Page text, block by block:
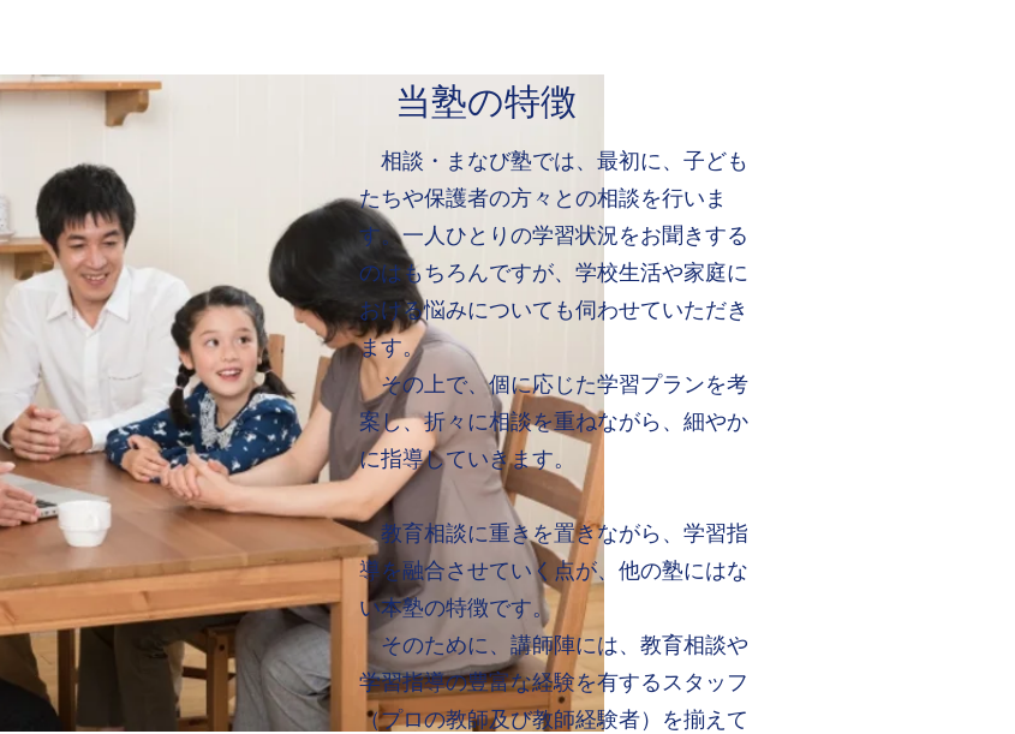
当塾の特徴
相談・まなび塾では、最初に、子ども
たちや保護者の方々との相談を行いま
す。一人ひとりの学習状況をお聞きする
のはもちろんですが、学校生活や家庭に
おける悩みについても伺わせていただき
ます。
その上で、個に応じた学習プランを考
案し、折々に相談を重ねながら、細やか
に指導していきます。
教育相談に重きを置きながら、学習指
導を融合させていく点が、他の塾にはな
い本塾の特徴です。
そのために、講師陣には、教育相談や
学習指導の豊富な経験を有するスタッフ
（プロの教師及び教師経験者）を揃えて